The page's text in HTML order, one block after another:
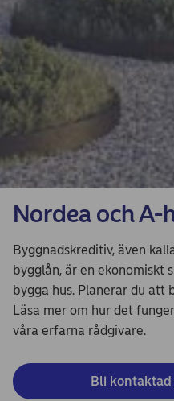
Nordea och A-
Byggnadskreditiv, även
bygglån, är en ekonomiskt
bygga hus. Planerar du att
Läsa mer om hur det
våra erfarna rådgivare.
Bli